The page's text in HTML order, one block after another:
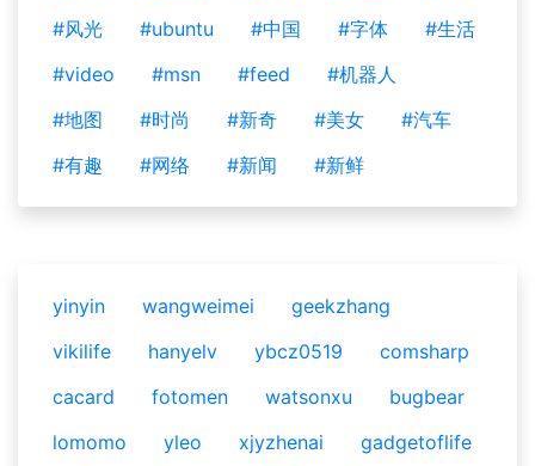
#风光
#ubuntu #中国 #字体
#生活
#video
#msn #feed
#机器人
#地图
#时尚 #新奇 #美女
#汽车
#有趣
#网络 #新闻 #新鲜
yinyin wangweimei
geekzhang
vikilife
hanyelv ybcz0519
comsharp
cacard
fotomen watsonxu
bugbear
lomomo
yleo xjyzhenai
gadgetoflife